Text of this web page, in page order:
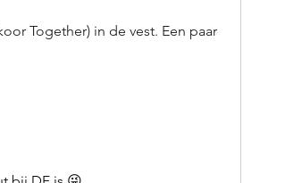
Together) in de vest. Een paar